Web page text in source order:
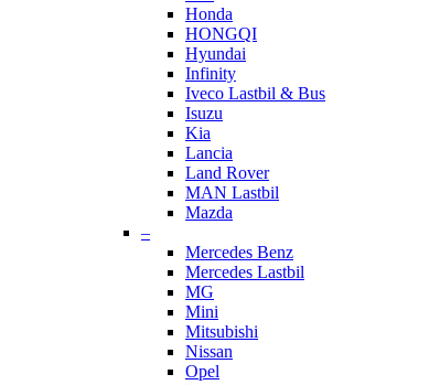
Honda
HONGQI
Hyundai
Infinity
Iveco Lastbil & Bus
Isuzu
Kia
Lancia
Land Rover
MAN Lastbil
Mazda
–
Mercedes Benz
Mercedes Lastbil
MG
Mini
Mitsubishi
Nissan
Opel